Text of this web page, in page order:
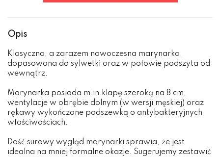
Opis
Klasyczna, a zarazem nowoczesna marynarka,
dopasowana do sylwetki oraz w połowie podszyta od
wewnątrz.
Marynarka posiada m.in.klapę szeroką na 8 cm,
wentylacje w obrębie dolnym (w wersji męskiej) oraz
rękawy wykończone podszewką o antybakteryjnych
właściwościach.
Dość surowy wygląd marynarki sprawia, że jest
idealna na mniej formalne okazje. Sugerujemy zestawić